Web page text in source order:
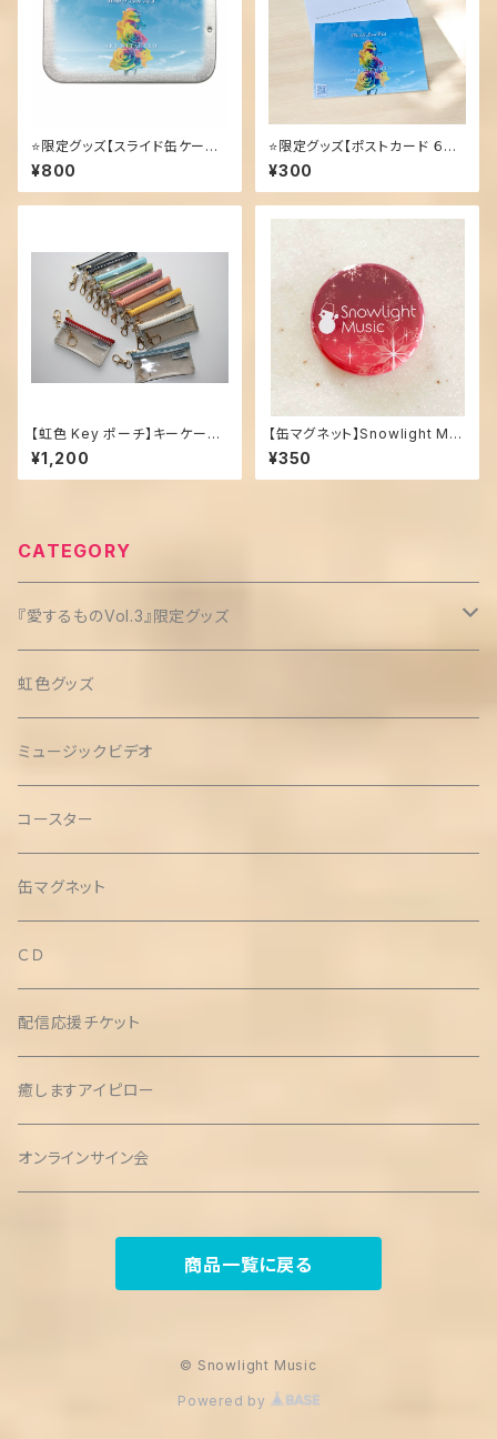
⭐️限定グッズ【スライド缶ケース】
レインボーローズ
¥800
⭐️限定グッズ【ポストカード ６枚
セット】
¥300
【虹色 Key ポーチ】キーケース・
キーポーチ
¥1,200
【缶マグネット】Snowlight Mu
sic（赤）
¥350
CATEGORY
『愛するものVol.3』限定グッズ
クリップ缶バッチ(3個セット)
虹色グッズ
ミュージックビデオ
コースター
缶マグネット
ＣＤ
配信応援チケット
癒しますアイピロー
オンラインサイン会
商品一覧に戻る
© Snowlight Music
Powered by